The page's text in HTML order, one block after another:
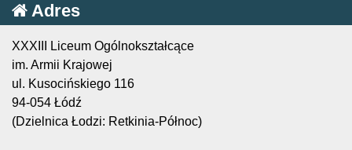
Adres
XXXIII Liceum Ogólnokształcące
im. Armii Krajowej
ul. Kusocińskiego 116
94-054 Łódź
(Dzielnica Łodzi: Retkinia-Północ)